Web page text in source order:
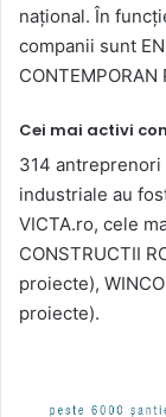
național. În
companii sunt
Cei mai activi
314
industriale au
VICTA.ro, cele
CONSTRUCTII
proiecte),
proiecte).